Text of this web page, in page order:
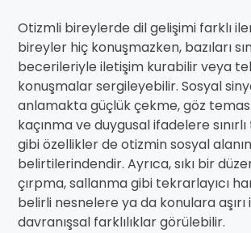
Otizmli bireylerde dil gelişimi farklı
bireyler hiç konuşmazken, bazıları
becerileriyle iletişim kurabilir veya
konuşmalar sergileyebilir. Sosyal
anlamakta güçlük çekme, göz
kaçınma ve duygusal ifadelere
gibi özellikler de otizmin sosyal
belirtilerindendir. Ayrıca, sıkı bir
çırpma, sallanma gibi tekrarlayıcı
belirli nesnelere ya da konulara
davranışsal farklılıklar görülebilir.